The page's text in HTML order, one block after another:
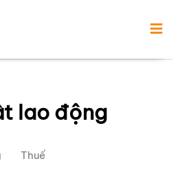
lao động
Thuế